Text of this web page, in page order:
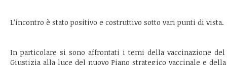
L’incontro è stato positivo e costruttivo sotto vari punti di vista.
In particolare si sono affrontati i temi della vaccinazione del
Giustizia alla luce del nuovo Piano strategico vaccinale e